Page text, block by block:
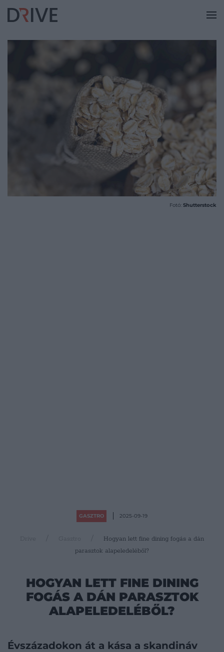
Fotó: Shutterstock
GASZTRO 2025-09-19
Drive Gasztro
Hogyan lett fine dining fogás a dán
parasztok alapeledeléből?
HOGYAN LETT FINE DINING
FOGÁS A DÁN PARASZTOK
ALAPELEDELÉBŐL?
Évszázadokon át a kása a skandináv